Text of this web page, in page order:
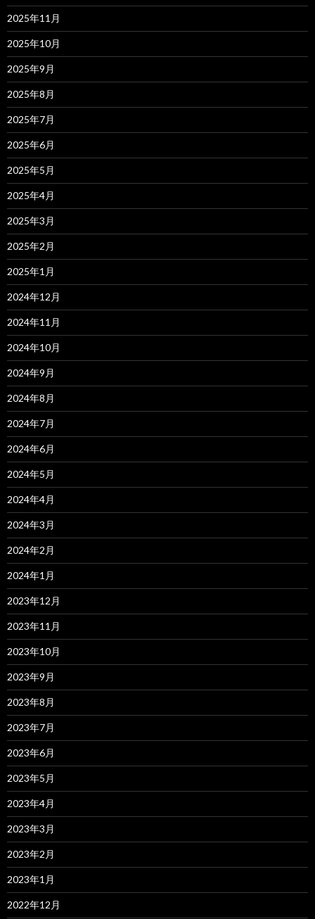
2025年11月
2025年10月
2025年9月
2025年8月
2025年7月
2025年6月
2025年5月
2025年4月
2025年3月
2025年2月
2025年1月
2024年12月
2024年11月
2024年10月
2024年9月
2024年8月
2024年7月
2024年6月
2024年5月
2024年4月
2024年3月
2024年2月
2024年1月
2023年12月
2023年11月
2023年10月
2023年9月
2023年8月
2023年7月
2023年6月
2023年5月
2023年4月
2023年3月
2023年2月
2023年1月
2022年12月